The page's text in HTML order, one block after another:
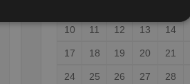
10 11 12 13 14
17 18 19 20 21
24 25 26 27 28